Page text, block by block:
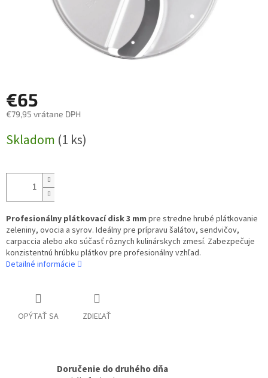
€65
€79,95 vrátane DPH
cena:
Skladom (1 ks)
Profesionálny plátkovací disk 3 mm pre stredne hrubé plátkovanie
zeleniny, ovocia a syrov. Ideálny pre prípravu šalátov, sendvičov,
carpaccia alebo ako súčasť rôznych kulinárskych zmesí. Zabezpečuje
konzistentnú hrúbku plátkov pre profesionálny vzhľad.
Detailné informácie
OPÝTAŤ SA ZDIEĽAŤ
Doručenie do druhého dňa